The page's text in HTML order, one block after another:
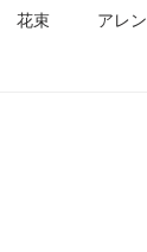
花束 アレ